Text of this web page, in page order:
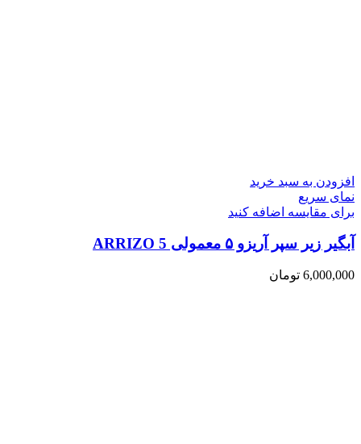
افزودن به سبد خرید
نمای سریع
برای مقایسه اضافه کنید
آبگیر زیر سپر آریزو ۵ معمولی ARRIZO 5
6,000,000 تومان